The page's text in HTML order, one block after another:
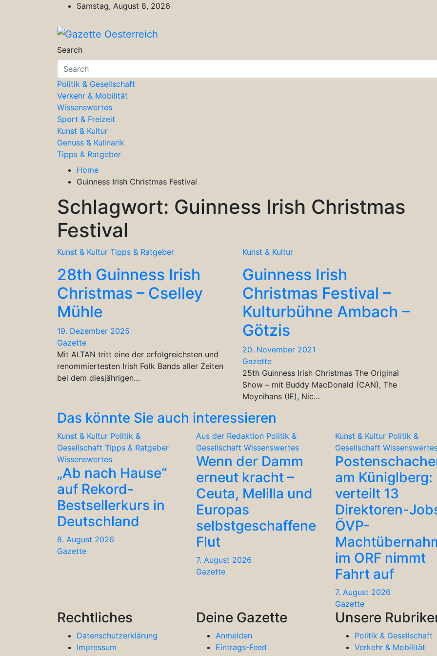
Samstag, August 8, 2026
Gazette Oesterreich
Magazin für Freizeit, Politik, Kultur & Wissenschaft
Search
Politik & Gesellschaft
Verkehr & Mobilität
Wissenswertes
Sport & Freizeit
Kunst & Kultur
Genuss & Kulinarik
Tipps & Ratgeber
Home
Guinness Irish Christmas Festival
Schlagwort: Guinness Irish Christmas
Festival
Kunst & Kultur Tipps & Ratgeber
28th Guinness Irish
Christmas – Cselley
Mühle
19. Dezember 2025
Gazette
Mit ALTAN tritt eine der erfolgreichsten und
renommiertesten Irish Folk Bands aller Zeiten
bei dem diesjährigen…
Kunst & Kultur
Guinness Irish
Christmas Festival –
Kulturbühne Ambach –
Götzis
20. November 2021
Gazette
25th Guinness Irish Christmas The Original
Show – mit Buddy MacDonald (CAN), The
Moynihans (IE), Nic…
Das könnte Sie auch interessieren
Kunst & Kultur Politik &
Gesellschaft Tipps & Ratgeber
Wissenswertes
„Ab nach Hause“
auf Rekord-
Bestsellerkurs in
Deutschland
8. August 2026
Gazette
Aus der Redaktion Politik &
Gesellschaft Wissenswertes
Wenn der Damm
erneut kracht –
Ceuta, Melilla und
Europas
selbstgeschaffene
Flut
7. August 2026
Gazette
Kunst & Kultur Politik &
Gesellschaft
am Küniglberg:
verteilt 13
Direktoren-
ÖVP-
im ORF nimmt
Fahrt auf
7. August 2026
Gazette
Rechtliches
Datenschutzerklärung
Impressum
Deine Gazette
Anmelden
Eintrags-Feed
Unsere
Politik & Gesellschaft
Verkehr & Mobilität